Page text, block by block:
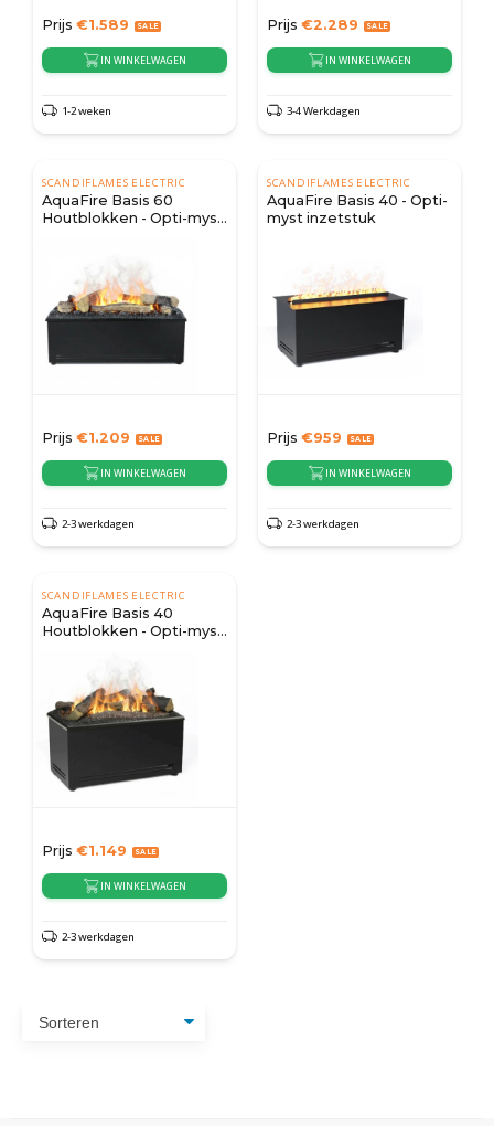
Prijs €1.589
IN WINKELWAGEN
1-2 weken
Prijs €2.289
IN WINKELWAGEN
3-4 Werkdagen
SCANDIFLAMES ELECTRIC
AquaFire Basis 60
Houtblokken - Opti-myst
Prijs €1.209
IN WINKELWAGEN
2-3 werkdagen
SCANDIFLAMES ELECTRIC
AquaFire Basis 40 - Opti-
myst inzetstuk
Prijs €959
IN WINKELWAGEN
2-3 werkdagen
SCANDIFLAMES ELECTRIC
AquaFire Basis 40
Houtblokken - Opti-myst
Prijs €1.149
IN WINKELWAGEN
2-3 werkdagen